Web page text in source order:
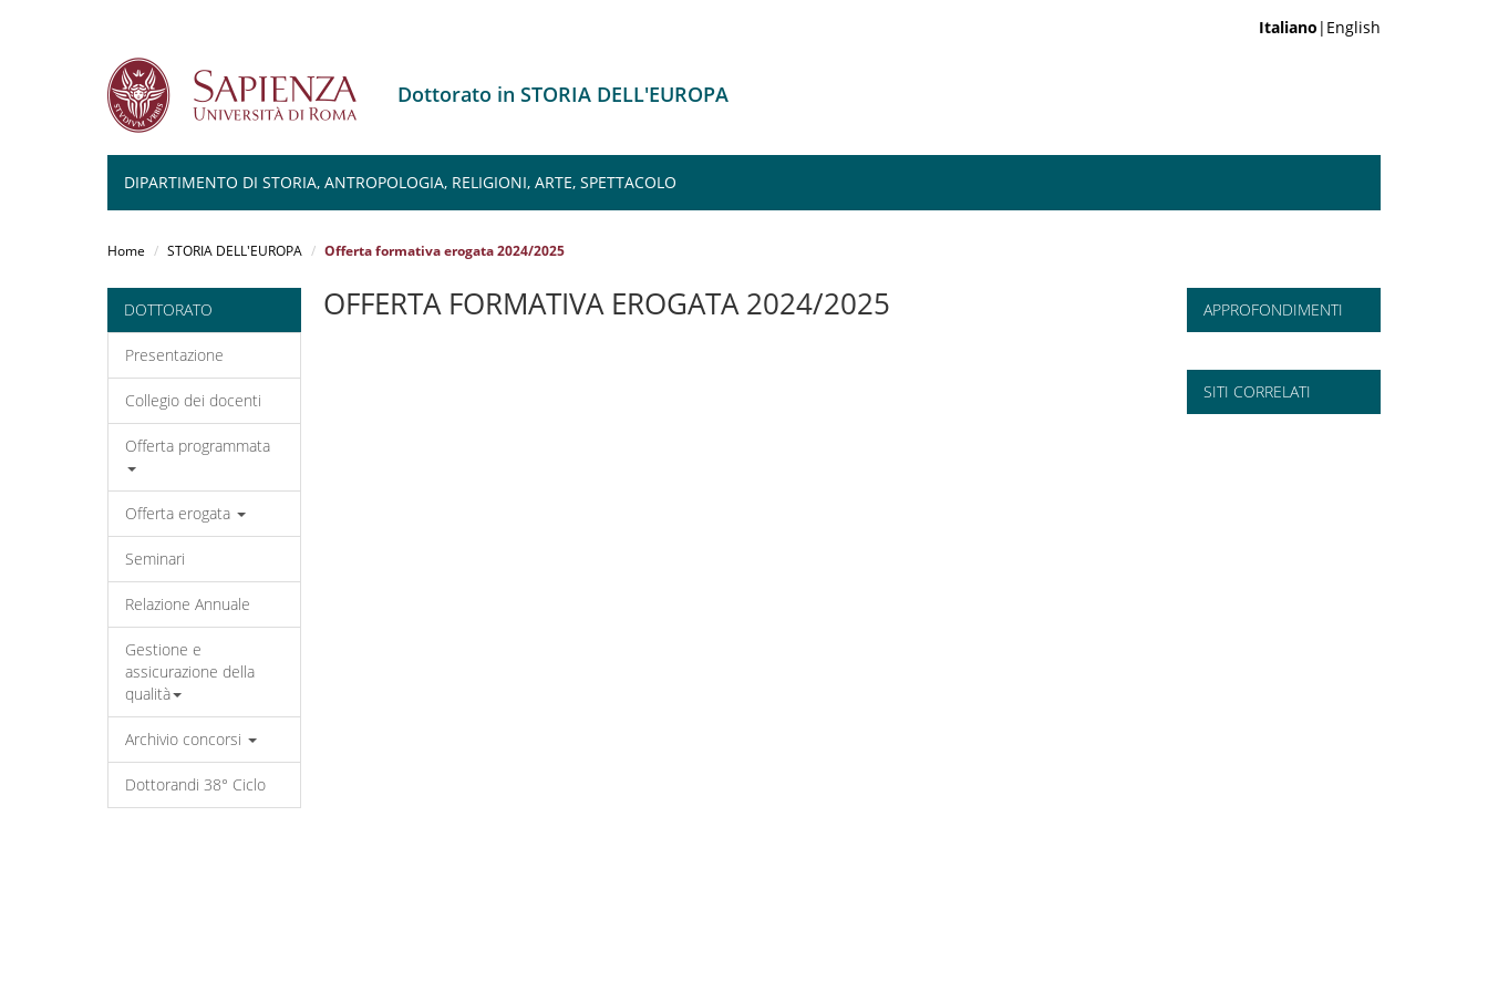
Italiano |English
Dottorato in STORIA DELL'EUROPA
DIPARTIMENTO DI STORIA, ANTROPOLOGIA, RELIGIONI, ARTE, SPETTACOLO
Home STORIA DELL'EUROPA Offerta formativa erogata 2024/2025
DOTTORATO
Presentazione
Collegio dei docenti
Offerta programmata
Offerta erogata
Seminari
Relazione Annuale
Gestione e
assicurazione della
qualità
Archivio concorsi
Dottorandi 38° Ciclo
OFFERTA FORMATIVA EROGATA 2024/2025 APPROFONDIMENTI
SITI CORRELATI